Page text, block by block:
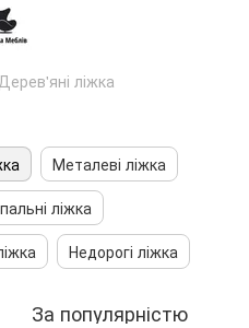
Дерев'яні ліжка
Металеві ліжка
ліжка
Недорогі ліжка
За популярністю